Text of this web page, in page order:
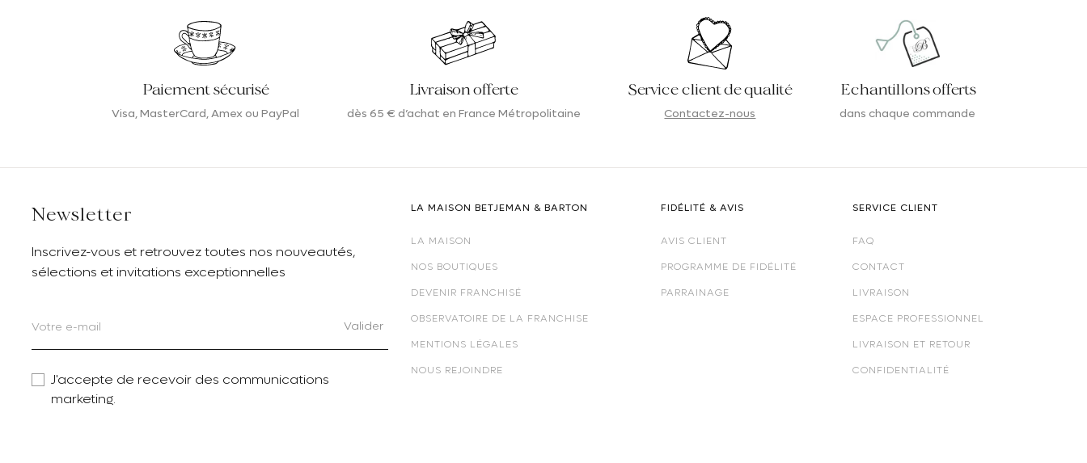
Paiement sécurisé
Visa, MasterCard, Amex ou PayPal
Livraison offerte
dès 65 € d’achat en France Métropolitaine
Service client de qualité
Contactez-nous
Echantillons offerts
dans chaque commande
Newsletter
Inscrivez-vous et retrouvez toutes nos nouveautés,
sélections et invitations exceptionnelles
Valider
J'accepte de recevoir des communications
marketing.
LA MAISON BETJEMAN & BARTON
LA MAISON
NOS BOUTIQUES
DEVENIR FRANCHISÉ
OBSERVATOIRE DE LA FRANCHISE
MENTIONS LÉGALES
NOUS REJOINDRE
FIDÉLITÉ & AVIS
AVIS CLIENT
PROGRAMME DE FIDÉLITÉ
PARRAINAGE
SERVICE CLIENT
FAQ
CONTACT
LIVRAISON
ESPACE PROFESSIONNEL
LIVRAISON ET RETOUR
CONFIDENTIALITÉ